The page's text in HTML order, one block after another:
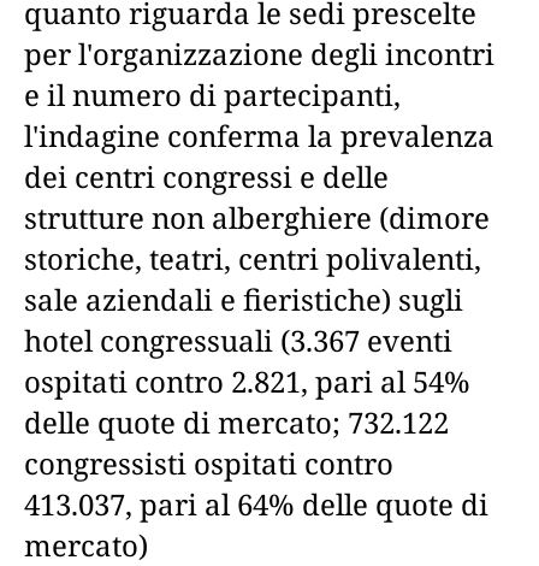
quanto riguarda le sedi prescelte
per l'organizzazione degli incontri
e il numero di partecipanti,
l'indagine conferma la prevalenza
dei centri congressi e delle
strutture non alberghiere (dimore
storiche, teatri, centri polivalenti,
sale aziendali e fieristiche) sugli
hotel congressuali (3.367 eventi
ospitati contro 2.821, pari al 54%
delle quote di mercato; 732.122
congressisti ospitati contro
413.037, pari al 64% delle quote di
mercato)